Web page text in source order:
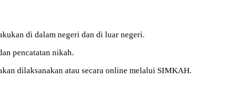
di dalam negeri dan di luar negeri.
pencatatan nikah.
dilaksanakan atau secara online melalui SIMKAH.